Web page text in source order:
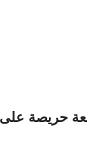
حريصة على